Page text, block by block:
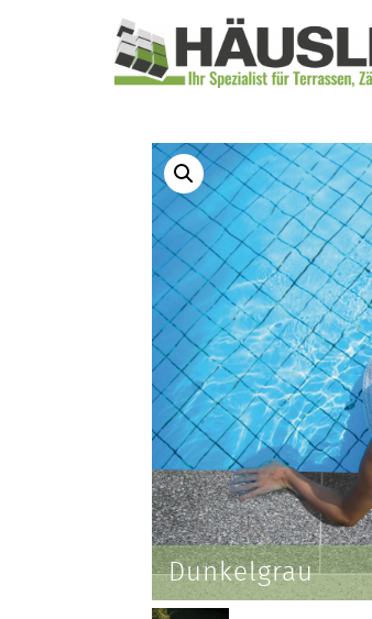
Dunkelgrau